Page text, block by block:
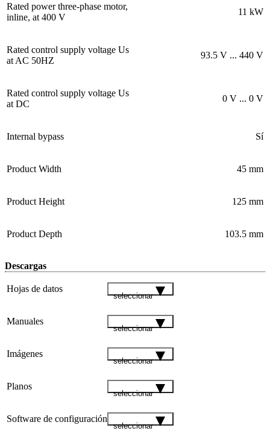
Rated power three-phase motor,
inline, at 400 V
11 kW
Rated control supply voltage Us
at AC 50HZ
93.5 V ... 440 V
Rated control supply voltage Us
at DC
0 V ... 0 V
Internal bypass Sí
Product Width 45 mm
Product Height 125 mm
Product Depth 103.5 mm
Descargas
Hojas de datos
seleccionar
Manuales
seleccionar
Imágenes
seleccionar
Planos
seleccionar
Software de configuración
seleccionar